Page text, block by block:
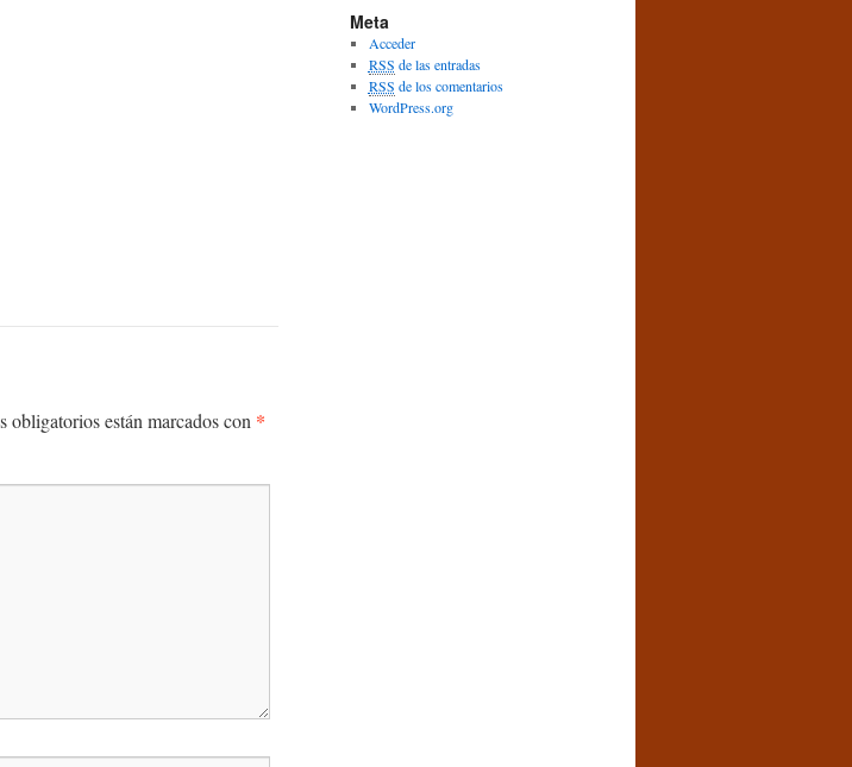
obligatorios están marcados con *
Meta
Acceder
RSS de las entradas
RSS de los comentarios
WordPress.org